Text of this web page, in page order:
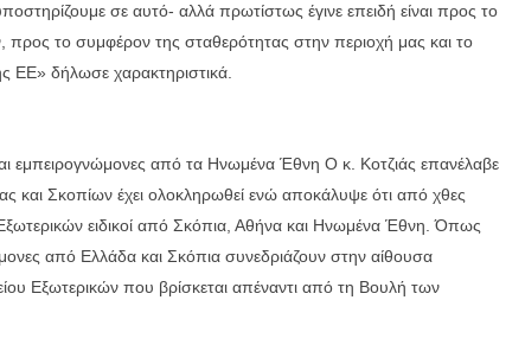
σε αυτό- αλλά πρωτίστως έγινε επειδή είναι προς το
προς το συμφέρον της σταθερότητας στην περιοχή μας και το
ΕΕ» δήλωσε χαρακτηριστικά.
εμπειρογνώμονες από τα Ηνωμένα Έθνη Ο κ. Κοτζιάς επανέλαβε
και Σκοπίων έχει ολοκληρωθεί ενώ αποκάλυψε ότι από χθες
ειδικοί από Σκόπια, Αθήνα και Ηνωμένα Έθνη. Όπως
από Ελλάδα και Σκόπια συνεδριάζουν στην αίθουσα
Εξωτερικών που βρίσκεται απέναντι από τη Βουλή των